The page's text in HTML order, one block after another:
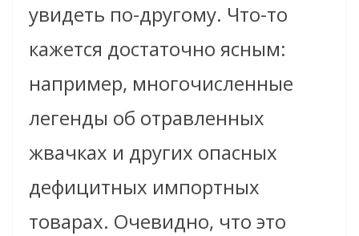
увидеть по-другому. Что-то
кажется достаточно ясным:
например, многочисленные
легенды об отравленных
жвачках и других опасных
дефицитных импортных
товарах. Очевидно, что это